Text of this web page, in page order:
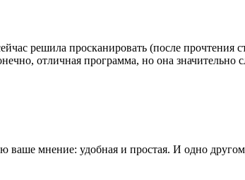
решила просканировать (после прочтения
отличная программа, но она
ваше мнение: удобная и простая. И одно